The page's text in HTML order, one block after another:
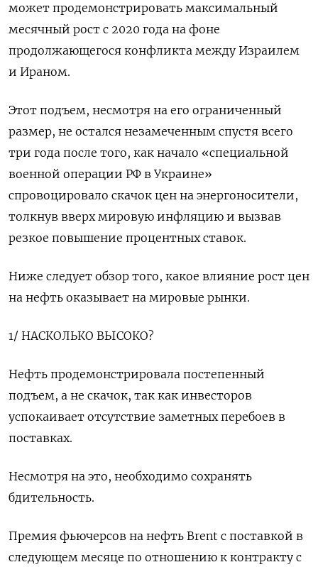
может продемонстрировать максимальный
месячный рост с 2020 года на фоне
продолжающегося конфликта между Израилем
и Ираном.
Этот подъем, несмотря на его ограниченный
размер, не остался незамеченным спустя всего
три года после того, как начало «специальной
военной операции РФ в Украине»
спровоцировало скачок цен на энергоносители,
толкнув вверх мировую инфляцию и вызвав
резкое повышение процентных ставок.
Ниже следует обзор того, какое влияние рост цен
на нефть оказывает на мировые рынки.
1/ НАСКОЛЬКО ВЫСОКО?
Нефть продемонстрировала постепенный
подъем, а не скачок, так как инвесторов
успокаивает отсутствие заметных перебоев в
поставках.
Несмотря на это, необходимо сохранять
бдительность.
Премия фьючерсов на нефть Brent с поставкой в
следующем месяце по отношению к контракту с